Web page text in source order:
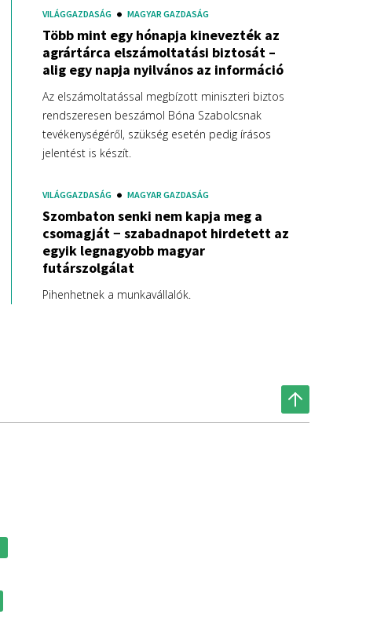
VILÁGGAZDASÁG MAGYAR GAZDASÁG
Több mint egy hónapja kinevezték az
agrártárca elszámoltatási biztosát –
alig egy napja nyilvános az információ
Az elszámoltatással megbízott miniszteri biztos
rendszeresen beszámol Bóna Szabolcsnak
tevékenységéről, szükség esetén pedig írásos
jelentést is készít.
VILÁGGAZDASÁG MAGYAR GAZDASÁG
Szombaton senki nem kapja meg a
csomagját − szabadnapot hirdetett az
egyik legnagyobb magyar
futárszolgálat
Pihenhetnek a munkavállalók.